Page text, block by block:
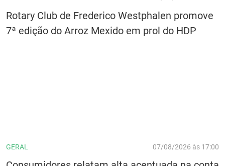
Rotary Club de Frederico Westphalen promove
7ª edição do Arroz Mexido em prol do HDP
GERAL 07/08/2026 às 17:00